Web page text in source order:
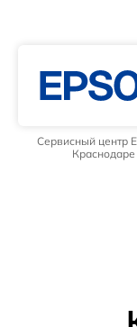
Сервисный центр
Краснодаре